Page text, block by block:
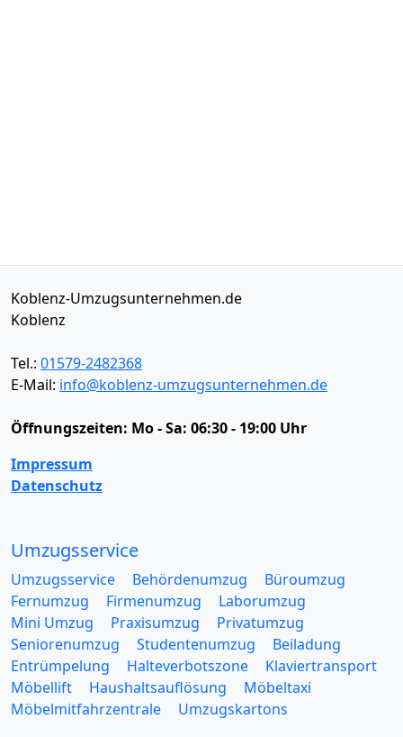
Koblenz-Umzugsunternehmen.de
Koblenz
Tel.: 01579-2482368
E-Mail: info@koblenz-umzugsunternehmen.de
Öffnungszeiten: Mo - Sa: 06:30 - 19:00 Uhr
Impressum
Datenschutz
Umzugsservice
Umzugsservice Behördenumzug
Büroumzug
Fernumzug
Firmenumzug
Laborumzug
Mini Umzug
Praxisumzug
Privatumzug
Seniorenumzug
Studentenumzug
Beiladung
Entrümpelung
Halteverbotszone
Klaviertransport
Möbellift
Haushaltsauflösung
Möbeltaxi
Möbelmitfahrzentrale
Umzugskartons